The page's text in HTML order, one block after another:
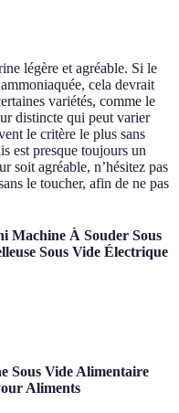
légère et agréable. Si le
cela devrait
variétés, comme le
distincte qui peut varier
le critère le plus sans
est presque toujours un
soit agréable, n’hésitez pas
le toucher, afin de ne pas
Machine À Souder Sous
Sous Vide Électrique
Sous Vide Alimentaire
Aliments